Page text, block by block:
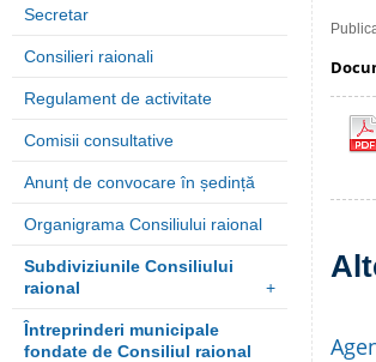
Secretar
Consilieri raionali
Regulament de activitate
Comisii consultative
Anunț de convocare în ședință
Organigrama Consiliului raional
Subdiviziunile Consiliului
raional
+
Întreprinderi municipale
fondate de Consiliul raional